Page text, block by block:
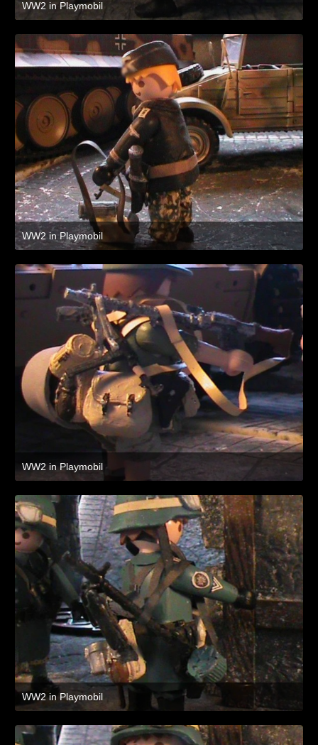
WW2 in Playmobil
8. Juli 2021 um 19:47
WW2 in Playmobil
8. Juli 2021 um 19:47
WW2 in Playmobil
8. Juli 2021 um 19:47
WW2 in Playmobil
8. Juli 2021 um 19:47